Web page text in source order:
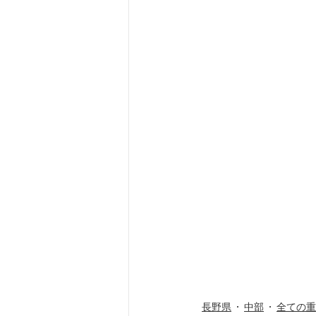
長野県 中部 全ての